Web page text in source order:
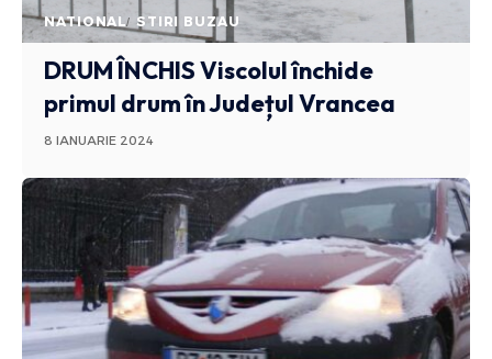
NATIONAL STIRI BUZAU
DRUM ÎNCHISViscolul închide
primul drum în Județul Vrancea
8 IANUARIE 2024